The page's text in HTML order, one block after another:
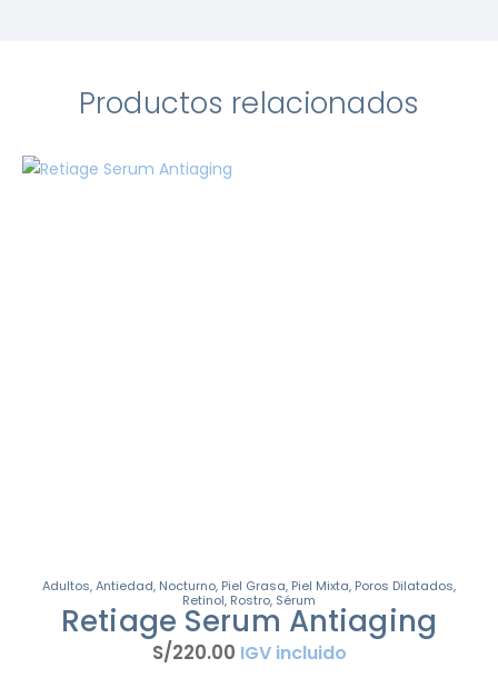
Productos relacionados
Adultos,Antiedad, Nocturno, Piel Grasa, Piel Mixta, Poros Dilatados,
Retinol, Rostro, Sérum
Retiage Serum Antiaging
S/220.00 IGV incluido